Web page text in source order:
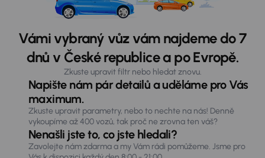
Vámi vybraný vůz vám najdeme do 7
dnů v České republice a po Evropě.
Zkuste upravit filtr nebo hledat znovu.
Napište nám pár detailů a uděláme pro Vás
maximum.
Zkuste upravit parametry, nebo to nechte na nás! Denně
vykoupíme až 400 vozů, tak proč ne zrovna ten váš?
Nenašli jste to, co jste hledali?
Zavolejte nám zdarma a my Vám rádi pomůžeme. Jsme pro